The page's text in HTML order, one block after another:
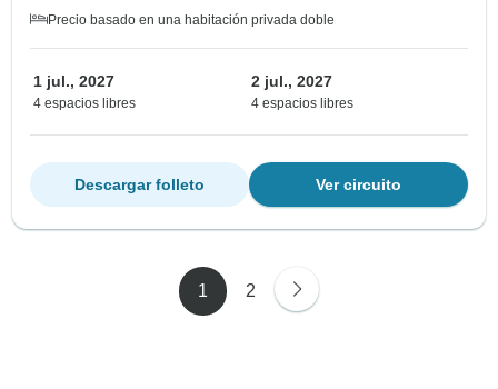
Precio basado en una habitación privada doble
1 jul., 2027
4 espacios libres
2 jul., 2027
4 espacios libres
Ver circuito
Descargar folleto
1 2